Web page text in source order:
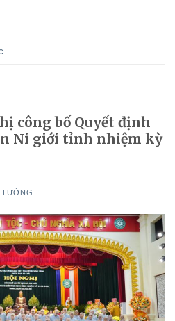
công bố Quyết định
Ni giới tỉnh nhiệm kỳ
TƯỜNG